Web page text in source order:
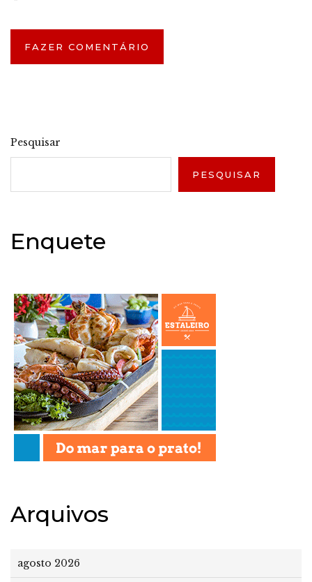
Pesquisar
PESQUISAR
Enquete
Arquivos
agosto 2026